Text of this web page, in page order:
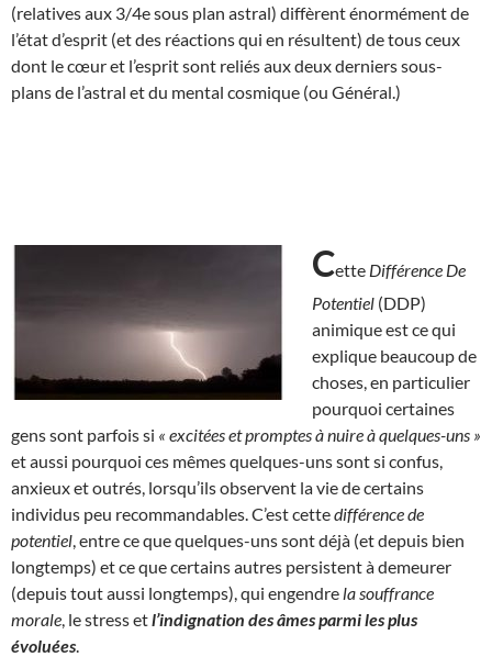
(relatives aux 3/4e sous plan astral) diffèrent énormément de
l’état d’esprit (et des réactions qui en résultent) de tous ceux
dont le cœur et l’esprit sont reliés aux deux derniers sous-
plans de l’astral et du mental cosmique (ou Général.)
Cette Différence De
Potentiel (DDP)
animique est ce qui
explique beaucoup de
choses, en particulier
pourquoi certaines
gens sont parfois si « excitées et promptes à nuire à quelques-uns »
et aussi pourquoi ces mêmes quelques-uns sont si confus,
anxieux et outrés, lorsqu’ils observent la vie de certains
individus peu recommandables. C’est cettedifférence de
potentiel , entre ce que quelques-uns sont déjà (et depuis bien
longtemps) et ce que certains autres persistent à demeurer
(depuis tout aussi longtemps), qui engendre la souffrance
morale , le stress etl’indignation des âmes parmi les plus
évoluées